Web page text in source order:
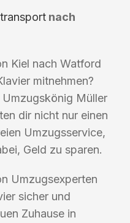
nach
Kiel nach Watford
mitnehmen?
Müller
dir nicht nur einen
Umzugsservice,
Geld zu sparen.
Umzugsexperten
sicher und
Zuhause in